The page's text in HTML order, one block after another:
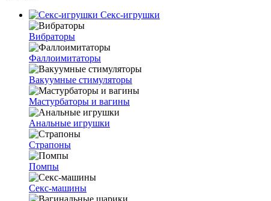
Секс-игрушки
Вибраторы
Фаллоимитаторы
Вакуумные стимуляторы
Мастурбаторы и вагины
Анальные игрушки
Страпоны
Помпы
Секс-машины